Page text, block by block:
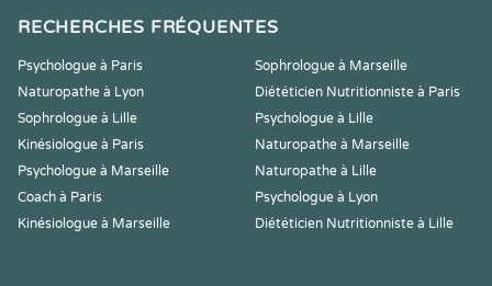
RECHERCHES FRÉQUENTES
Psychologue à Paris
Sophrologue à Marseille
Naturopathe à Lyon
Diététicien Nutritionniste à Paris
Sophrologue à Lille
Psychologue à Lille
Kinésiologue à Paris
Naturopathe à Marseille
Psychologue à Marseille
Naturopathe à Lille
Coach à Paris
Psychologue à Lyon
Kinésiologue à Marseille
Diététicien Nutritionniste à Lille